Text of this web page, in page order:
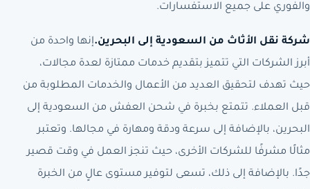
والفوري على جميع الاستفسارات.
شركة نقل الأثاث من السعودية إلى البحرين.إنها واحدة من
أبرز الشركات التي تتميز بتقديم خدمات ممتازة لعدة مجالات،
حيث تهدف لتحقيق العديد من الأعمال والخدمات المطلوبة من
قبل العملاء. تتمتع بخبرة في شحن العفش من السعودية إلى
البحرين، بالإضافة إلى سرعة ودقة ومهارة في مجالها. وتعتبر
مثالًا مشرفًا للشركات الأخرى، حيث تنجز العمل في وقت قصير
جدًا. بالإضافة إلى ذلك، تسعى لتوفير مستوى عالٍ من الخبرة